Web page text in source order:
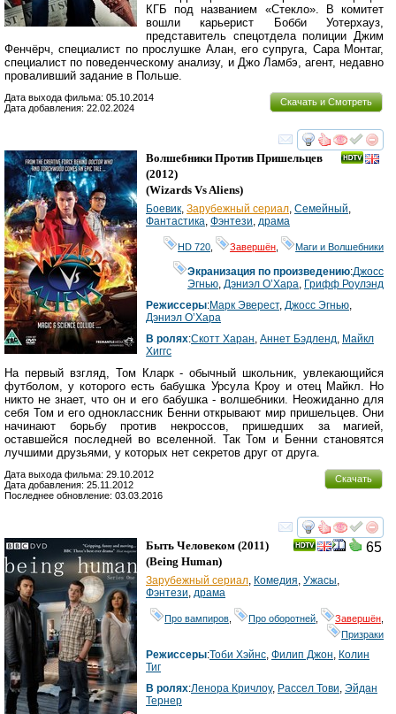
КГБ под названием «Стекло». В комитет
вошли карьерист Бобби Уотерхауз,
представитель спецотдела полиции Джим
Фенчёрч, специалист по прослушке Алан, его супруга, Сара Монтаг,
специалист по поведенческому анализу, и Джо Ламбэ, агент, недавно
проваливший задание в Польше.
Скачать и Смотреть
Дата выхода фильма: 05.10.2014
Дата добавления: 22.02.2024
смотреть
Волшебники Против Пришельцев
(2012)
(Wizards Vs Aliens)
Боевик, Зарубежный сериал, Семейный,
Фантастика, Фэнтези, драма
HD 720 Завершён Маги и Волшебники
Экранизация по произведению:Джосс
Эгнью,Дэниэл О’Хара, Грифф Роулэнд
Режиссеры:Марк Эверест, Джосс Эгнью,
Дэниэл О’Хара
В ролях:Скотт Харан, Аннет Бэдленд, Майкл
Хиггс
На первый взгляд, Том Кларк - обычный школьник, увлекающийся
футболом, у которого есть бабушка Урсула Кроу и отец Майкл. Но
никто не знает, что он и его бабушка - волшебники. Неожиданно для
себя Том и его одноклассник Бенни открывают мир пришельцев. Они
начинают борьбу против некроссов, пришедших за магией,
оставшейся последней во вселенной. Так Том и Бенни становятся
лучшими друзьями, у которых нет секретов друг от друга.
Скачать
Дата выхода фильма: 29.10.2012
Дата добавления: 25.11.2012
Последнее обновление: 03.03.2016
смотреть
65
Быть Человеком (2011)
(Being Human)
Зарубежный сериал, Комедия, Ужасы,
Фэнтези, драма
Про вампиров Про оборотней Завершён
Призраки
Режиссеры:Тоби Хэйнс, Филип Джон, Колин
Тиг
В ролях:Ленора Кричлоу, Рассел Тови, Эйдан
Тернер